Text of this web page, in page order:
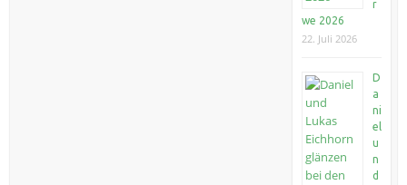
r
we 2026
22. Juli 2026
D
a
ni
el
u
n
d